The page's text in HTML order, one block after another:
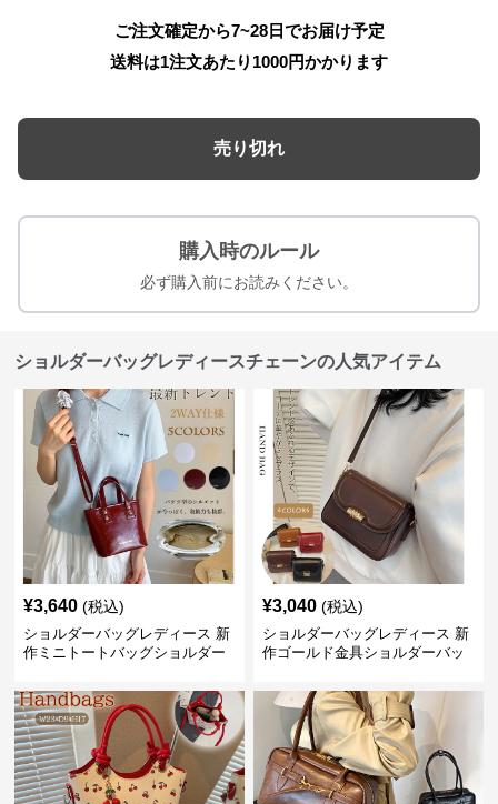
ご注文確定から7~28日でお届け予定
送料は1注文あたり 1000円かかります
売り切れ
購入時のルール
必ず購入前にお読みください。
ショルダーバッグレディースチェーンの人気アイテム
¥3,640 (税込)
ショルダーバッグレディース 新
作ミニトートバッグショルダー
¥3,040 (税込)
ショルダーバッグレディース 新
作ゴールド金具ショルダーバッ